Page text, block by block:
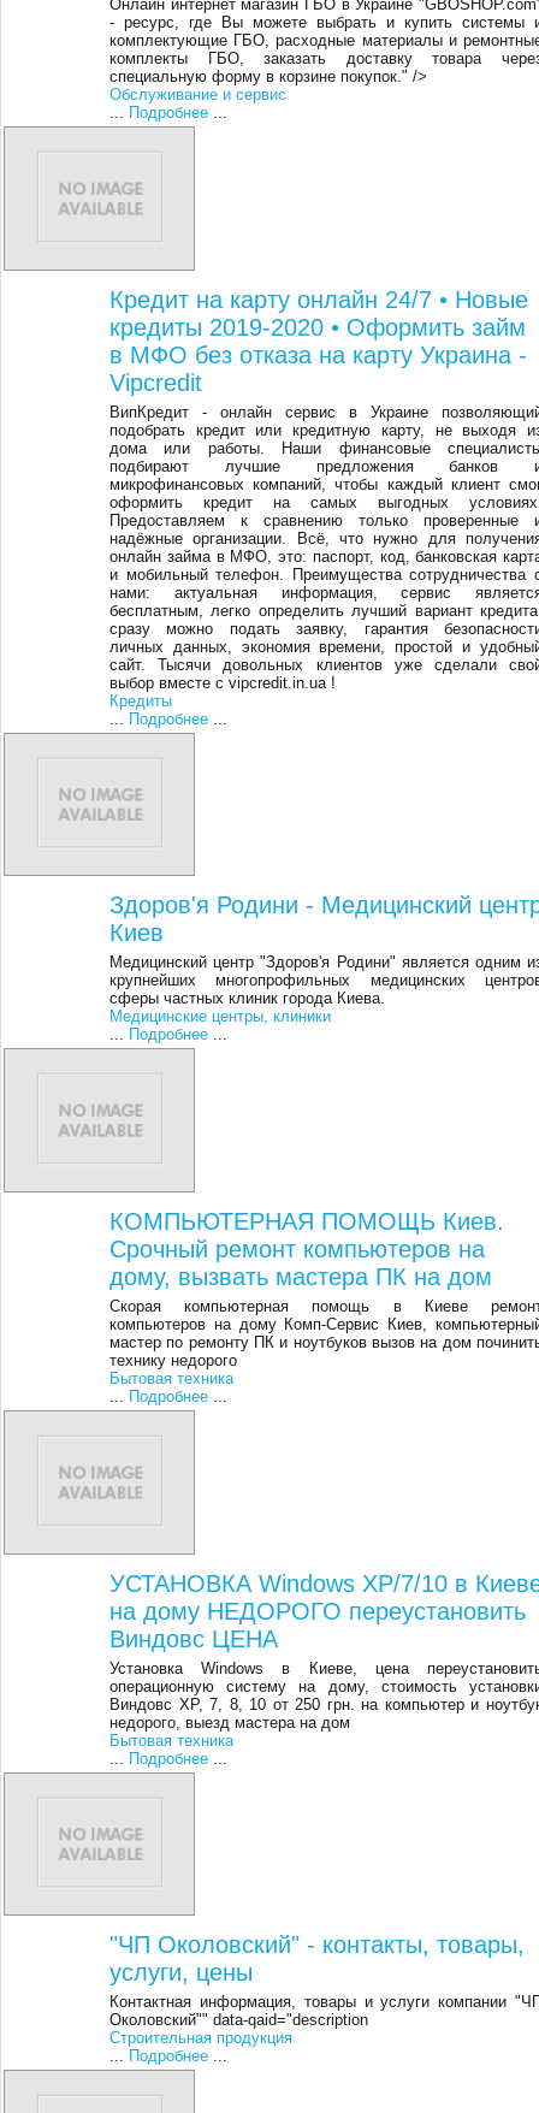
Онлайн интернет магазин ГБО в Украине
- ресурс, где Вы можете выбрать и купить системы
комплектующие ГБО, расходные материалы и
комплекты ГБО, заказать доставку товара
специальную форму в корзине покупок." />
Обслуживание и сервис
... Подробнее ...
Кредит на карту онлайн 24/7 • Новые
кредиты 2019-2020 • Оформить займ
в МФО без отказа на карту Украина -
Vipcredit
ВипКредит - онлайн сервис в Украине
подобрать кредит или кредитную карту, не выходя
дома или работы. Наши финансовые
подбирают лучшие предложения банков
микрофинансовых компаний, чтобы каждый клиент
оформить кредит на самых выгодных
Предоставляем к сравнению только проверенные
надёжные организации. Всё, что нужно для
онлайн займа в МФО, это: паспорт, код, банковская
и мобильный телефон. Преимущества сотрудничества
нами: актуальная информация, сервис
бесплатным, легко определить лучший вариант
сразу можно подать заявку, гарантия
личных данных, экономия времени, простой и
сайт. Тысячи довольных клиентов уже сделали
выбор вместе с vipcredit.in.ua !
Кредиты
Подробнее
Здоров'я Родини - Медицинский
Киев
Медицинский центр "Здоров'я Родини" является одним
крупнейших многопрофильных медицинских
сферы частных клиник города Киева.
Медицинские центры, клиники
... Подробнее ...
КОМПЬЮТЕРНАЯ ПОМОЩЬ Киев.
Срочный ремонт компьютеров на
дому, вызвать мастера ПК на дом
Скорая компьютерная помощь в Киеве
компьютеров на дому Комп-Сервис Киев,
мастер по ремонту ПК и ноутбуков вызов на дом
технику недорого
Бытовая техника
Подробнее
УСТАНОВКА Windows XP/7/10 в
на дому НЕДОРОГО переустановить
Виндовс ЦЕНА
Установка Windows в Киеве, цена
операционную систему на дому, стоимость
Виндовс XP, 7, 8, 10 от 250 грн. на компьютер и
недорого, выезд мастера на дом
Бытовая техника
Подробнее
"ЧП Околовский" - контакты, товары,
услуги, цены
Контактная информация, товары и услуги компании
Околовский"" data-qaid="description
Строительная продукция
... Подробнее ...